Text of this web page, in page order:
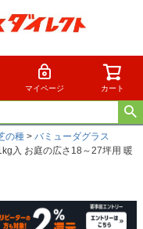
マイページ カート
の種
バミューダグラス
入 お庭の広さ18～27坪用 暖